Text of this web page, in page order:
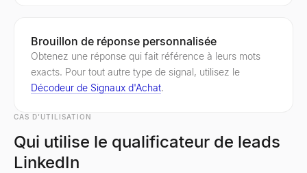
Brouillon de réponse personnalisée
Obtenez une réponse qui fait référence à leurs mots
exacts. Pour tout autre type de signal, utilisez le
Décodeur de Signaux d'Achat.
CAS D'UTILISATION
Qui utilise le qualificateur de leads
LinkedIn